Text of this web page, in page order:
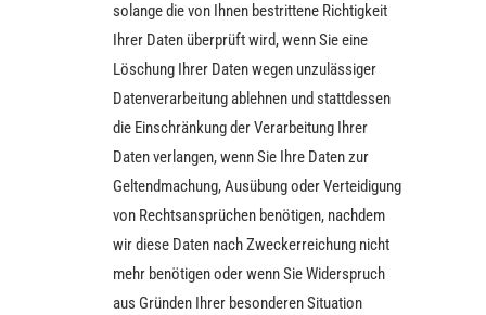
solange die von Ihnen bestrittene Richtigkeit
Ihrer Daten überprüft wird, wenn Sie eine
Löschung Ihrer Daten wegen unzulässiger
Datenverarbeitung ablehnen und stattdessen
die Einschränkung der Verarbeitung Ihrer
Daten verlangen, wenn Sie Ihre Daten zur
Geltendmachung, Ausübung oder Verteidigung
von Rechtsansprüchen benötigen, nachdem
wir diese Daten nach Zweckerreichung nicht
mehr benötigen oder wenn Sie Widerspruch
aus Gründen Ihrer besonderen Situation